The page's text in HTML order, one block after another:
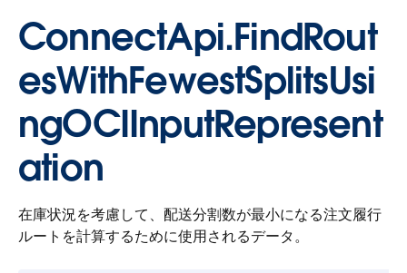
ConnectApi.FindRout
esWithFewestSplitsUsi
ngOCIInputRepresent
ation
在庫状況を考慮して、配送分割数が最小になる注文履行
ルートを計算するために使用されるデータ。